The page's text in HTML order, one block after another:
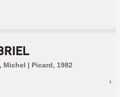
Michel | Picard, 1982